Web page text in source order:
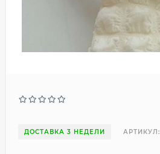
ДОСТАВКА 3 НЕДЕЛИ АРТИКУЛ: